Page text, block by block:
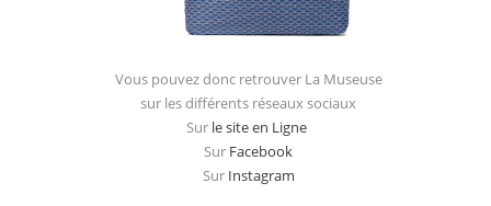
Vous pouvez donc retrouver La Museuse
sur les différents réseaux sociaux
Sur le site en Ligne
Sur Facebook
Sur Instagram